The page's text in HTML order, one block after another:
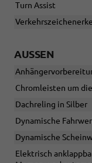
Turn Assist
AUSSEN
Chromleisten um
Dachreling in Silber
Dynamische
Dynamische
Elektrisch